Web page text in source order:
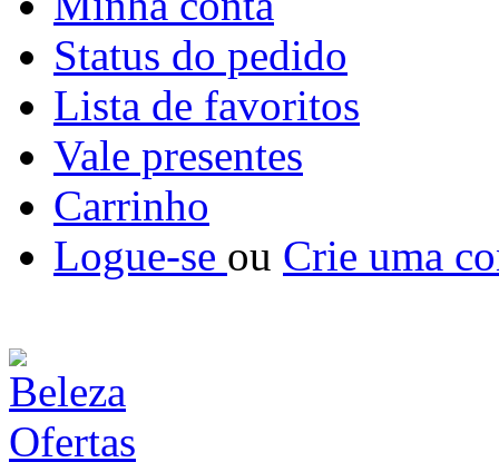
Status do pedido
Lista de favoritos
Vale presentes
Carrinho
Logue-se ou Crie uma